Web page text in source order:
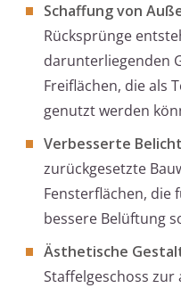
Schaffung von
Rücksprünge
darunterliegenden
Freiflächen, die als
genutzt werden
Verbesserte
zurückgesetzte
Fensterflächen, die
bessere Belüftung
Ästhetische
Staffelgeschoss